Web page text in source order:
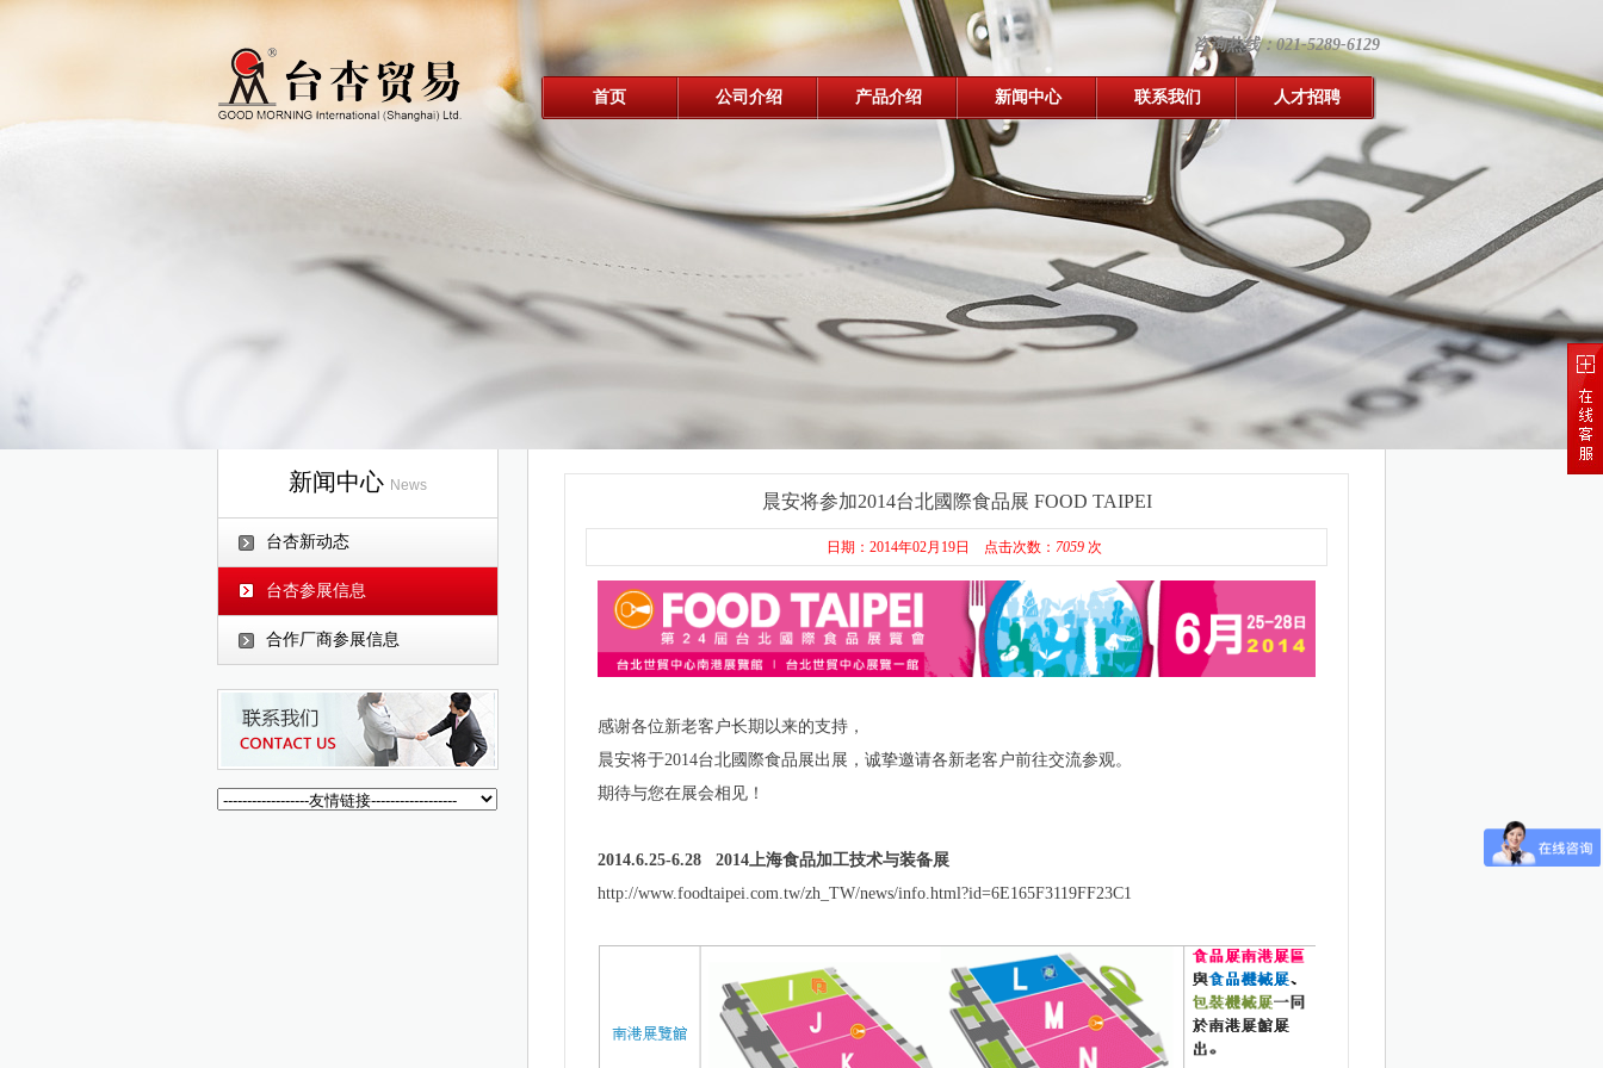
咨询热线：021-5289-6129
首页 公司介绍 产品介绍 新闻中心 联系我们 人才招聘
新闻中心 News
台杏新动态
台杏参展信息
合作厂商参展信息
晨安将参加2014台北國際食品展 FOOD TAIPEI
日期：2014年02月19日 点击次数： 7059次
感谢各位新老客户长期以来的支持，
晨安将于2014台北國際食品展出展，诚挚邀请各新老客户前往交流参观。
期待与您在展会相见！
2014.6.25-6.28
2014上海食品加工技术与装备展
http://www.foodtaipei.com.tw/zh_TW/news/info.html?id=6E165F3119FF23C1